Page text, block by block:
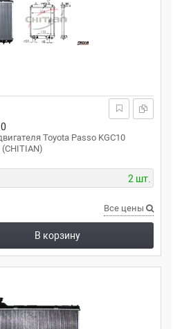
Toyota Passo KGC10
2 шт.
Все цены
В корзину